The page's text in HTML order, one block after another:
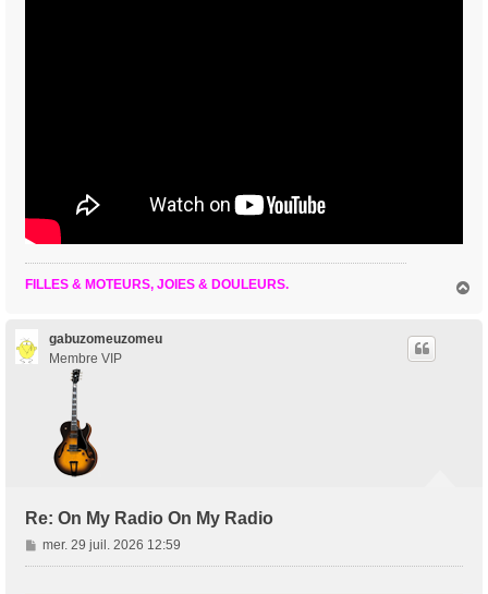
FILLES & MOTEURS, JOIES & DOULEURS.
gabuzomeuzomeu
Membre VIP
Re: On My Radio On My Radio
M
e
mer. 29 juil. 2026 12:59